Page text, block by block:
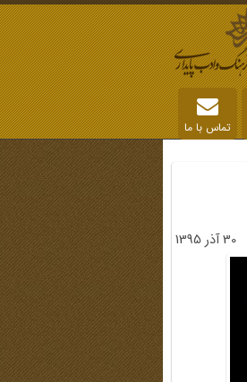
تماس با ما
30 آذر 1395